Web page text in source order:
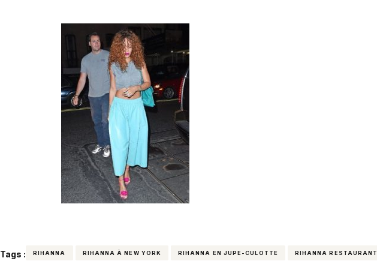
Tags : RIHANNA RIHANNA À NEW YORK RIHANNA EN JUPE-CULOTTE RIHANNA RESTAURANT